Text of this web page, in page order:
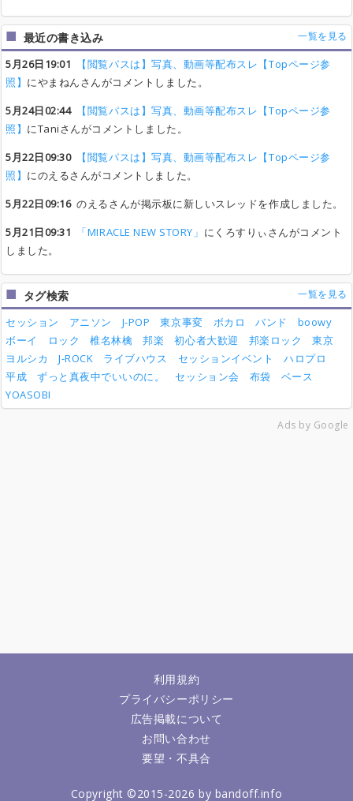
最近の書き込み 一覧を見る
5月26日19:01
【閲覧パスは】写真、動画等配布スレ【Topページ参
照】 にやまねんさんがコメントしました。
5月24日02:44
【閲覧パスは】写真、動画等配布スレ【Topページ参
照】 にTaniさんがコメントしました。
5月22日09:30
【閲覧パスは】写真、動画等配布スレ【Topページ参
照】 にのえるさんがコメントしました。
5月22日09:16のえるさんが掲示板に新しいスレッドを作成しました。
5月21日09:31
「MIRACLE NEW STORY」 にくろすりぃさんがコメント
しました。
タグ検索 一覧を見る
セッション アニソン J-POP 東京事変 ボカロ バンド
boowy
ボーイ
ロック 椎名林檎 邦楽 初心者大歓迎 邦楽ロック
東京
ヨルシカ
J-ROCK ライブハウス セッションイベント
ハロプロ
平成
ずっと真夜中でいいのに。 セッション会 布袋
ベース
YOASOBI
Ads by Google
利用規約
プライバシーポリシー
広告掲載について
お問い合わせ
要望・不具合
Copyright ©2015-2026 by bandoff.info